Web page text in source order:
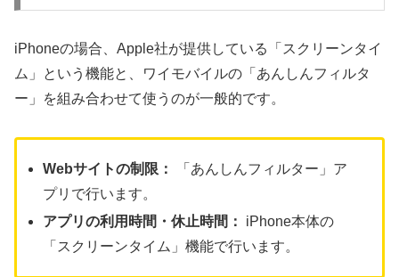
iPhoneの場合、Apple社が提供している「スクリーンタイ
ム」という機能と、ワイモバイルの「あんしんフィルタ
ー」を組み合わせて使うのが一般的です。
Webサイトの制限：
「あんしんフィルター」ア
プリで行います。
アプリの利用時間・休止時間：
iPhone本体の
「スクリーンタイム」機能で行います。